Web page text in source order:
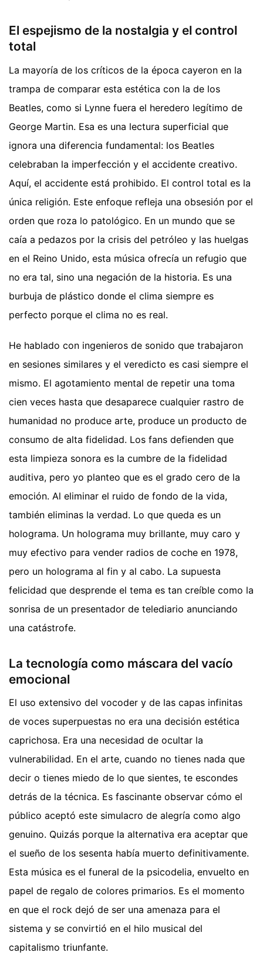
El espejismo de la nostalgia y el control
total
La mayoría de los críticos de la época cayeron en la
trampa de comparar esta estética con la de los
Beatles, como si Lynne fuera el heredero legítimo de
George Martin. Esa es una lectura superficial que
ignora una diferencia fundamental: los Beatles
celebraban la imperfección y el accidente creativo.
Aquí, el accidente está prohibido. El control total es la
única religión. Este enfoque refleja una obsesión por el
orden que roza lo patológico. En un mundo que se
caía a pedazos por la crisis del petróleo y las huelgas
en el Reino Unido, esta música ofrecía un refugio que
no era tal, sino una negación de la historia. Es una
burbuja de plástico donde el clima siempre es
perfecto porque el clima no es real.
He hablado con ingenieros de sonido que trabajaron
en sesiones similares y el veredicto es casi siempre el
mismo. El agotamiento mental de repetir una toma
cien veces hasta que desaparece cualquier rastro de
humanidad no produce arte, produce un producto de
consumo de alta fidelidad. Los fans defienden que
esta limpieza sonora es la cumbre de la fidelidad
auditiva, pero yo planteo que es el grado cero de la
emoción. Al eliminar el ruido de fondo de la vida,
también eliminas la verdad. Lo que queda es un
holograma. Un holograma muy brillante, muy caro y
muy efectivo para vender radios de coche en 1978,
pero un holograma al fin y al cabo. La supuesta
felicidad que desprende el tema es tan creíble como la
sonrisa de un presentador de telediario anunciando
una catástrofe.
La tecnología como máscara del vacío
emocional
El uso extensivo del vocoder y de las capas infinitas
de voces superpuestas no era una decisión estética
caprichosa. Era una necesidad de ocultar la
vulnerabilidad. En el arte, cuando no tienes nada que
decir o tienes miedo de lo que sientes, te escondes
detrás de la técnica. Es fascinante observar cómo el
público aceptó este simulacro de alegría como algo
genuino. Quizás porque la alternativa era aceptar que
el sueño de los sesenta había muerto definitivamente.
Esta música es el funeral de la psicodelia, envuelto en
papel de regalo de colores primarios. Es el momento
en que el rock dejó de ser una amenaza para el
sistema y se convirtió en el hilo musical del
capitalismo triunfante.